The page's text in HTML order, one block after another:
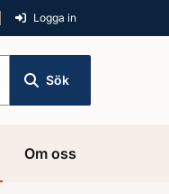
Logga in
Sök
Om oss